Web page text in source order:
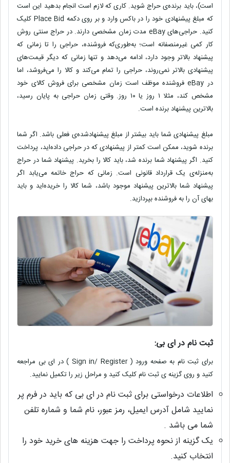
است)، باید برنده‌ی حراج شوید. کاری که لازم است انجام بدهید این است
که مبلغ پیشنهادی خود را در باکس وارد و بر روی دکمه Place Bid کلیک
کنید. حراجی‌هایeBay مدت‌ زمان مشخصی دارند. در حراج سنتی روش
کار کمی غیرمنصفانه است؛ به‌طوری‌که فروشنده، حراجی را تا زمانی که
پیشنهاد بالاتر وجود دارد، ادامه می‌دهد و تنها زمانی که دیگر قیمت‌های
پیشنهادی بالاتر نمی‌روند، حراجی را تمام می‌کند و کالا را می‌فروشد، اما
در eBay فروشنده موظف است زمان مشخصی برای فروش کالای خود
مشخص کند، مثلا ۱ روز یا ۱۰ روز. وقتی زمان حراجی به پایان رسید،
بالاترین پیشنهاد برنده است.
مبلغ پیشنهادی شما باید بیشتر از مبلغ پیشنهادشده‌ی فعلی باشد. اگر شما
برنده شوید، ممکن است کمتر از پیشنهادی که در حراجی داده‌اید، پرداخت
کنید. اگر پیشنهاد شما برنده شد، باید کالا را بخرید. پیشنهاد شما در حراج
به‌منزله‌ی یک قرارداد قانونی است. زمانی که حراج خاتمه می‌یابد اگر
پیشنهاد شما بالاترین پیشنهاد موجود باشد، شما کالا را خریده‌اید و باید
بهای آن را به فروشنده بپردازید.
ثبت نام در اى بى:
براى ثبت نام به صفحه ورود( Sign in/ Register )در اى بى مراجعه
کنید و روی گزینه ى ثبت نام کلیک کنید و مراحل زیر را تکمیل نمایید.
اطلاعات درخواستی براى ثبت نام در اى بى که باید در فرم پر
نمایید شامل آدرس ایمیل، رمز عبور، نام شما و شماره تلفن
شما مى باشد .
یک گزینه از نحوه پرداخت را جهت هزینه هاى خرید خود را
انتخاب کنید.